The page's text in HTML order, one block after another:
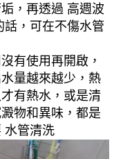
，再透過 高週波
，可在不傷水管
有使用再開啟，
量越來越少，熱
有熱水，或是清
物和異味，都是
水管清洗